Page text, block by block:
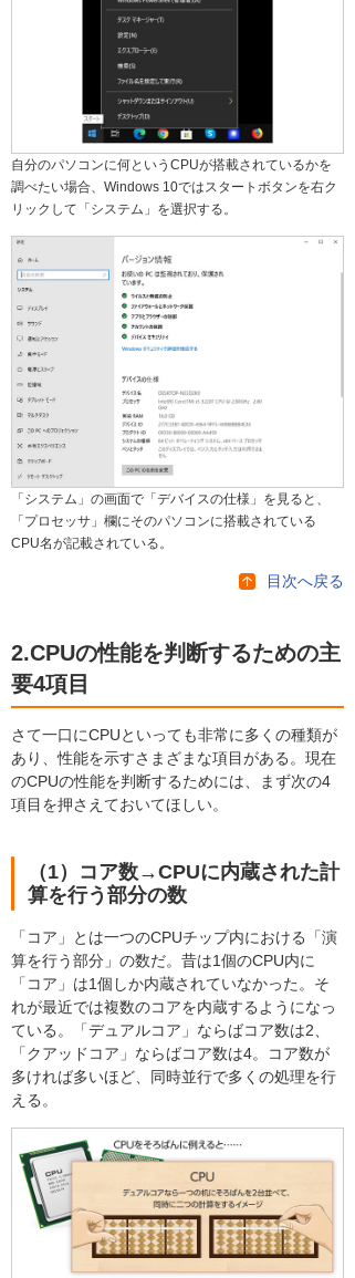
自分のパソコンに何というCPUが搭載されているかを
調べたい場合、Windows 10ではスタートボタンを右ク
リックして「システム」を選択する。
「システム」の画面で「デバイスの仕様」を見ると、
「プロセッサ」欄にそのパソコンに搭載されている
CPU名が記載されている。
目次へ戻る
2.CPUの性能を判断するための主
要4項目
さて一口にCPUといっても非常に多くの種類が
あり、性能を示すさまざまな項目がある。現在
のCPUの性能を判断するためには、まず次の4
項目を押さえておいてほしい。
（1）コア数→CPUに内蔵された計
算を行う部分の数
「コア」とは一つのCPUチップ内における「演
算を行う部分」の数だ。昔は1個のCPU内に
「コア」は1個しか内蔵されていなかった。そ
れが最近では複数のコアを内蔵するようになっ
ている。「デュアルコア」ならばコア数は2、
「クアッドコア」ならばコア数は4。コア数が
多ければ多いほど、同時並行で多くの処理を行
える。